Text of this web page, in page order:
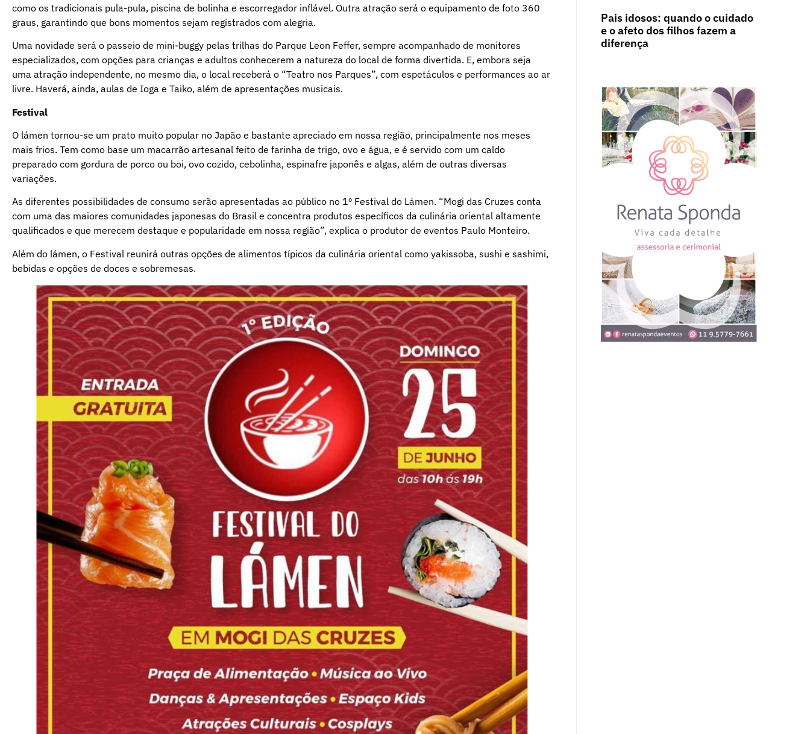
como os tradicionais pula-pula, piscina de bolinha e escorregador inflável. Outra atração será o equipamento de foto 360
graus, garantindo que bons momentos sejam registrados com alegria.
Uma novidade será o passeio de mini-buggy pelas trilhas do Parque Leon Feffer, sempre acompanhado de monitores
especializados, com opções para crianças e adultos conhecerem a natureza do local de forma divertida. E, embora seja
uma atração independente, no mesmo dia, o local receberá o “Teatro nos Parques”, com espetáculos e performances ao ar
livre. Haverá, ainda, aulas de Ioga e Taiko, além de apresentações musicais.
Festival
O lámen tornou-se um prato muito popular no Japão e bastante apreciado em nossa região, principalmente nos meses
mais frios. Tem como base um macarrão artesanal feito de farinha de trigo, ovo e água, e é servido com um caldo
preparado com gordura de porco ou boi, ovo cozido, cebolinha, espinafre japonês e algas, além de outras diversas
variações.
As diferentes possibilidades de consumo serão apresentadas ao público no 1º Festival do Lámen. “Mogi das Cruzes conta
com uma das maiores comunidades japonesas do Brasil e concentra produtos específicos da culinária oriental altamente
qualificados e que merecem destaque e popularidade em nossa região”, explica o produtor de eventos Paulo Monteiro.
Além do lámen, o Festival reunirá outras opções de alimentos típicos da culinária oriental como yakissoba, sushi e sashimi,
bebidas e opções de doces e sobremesas.
Pais idosos: quando o cuidado
e o afeto dos filhos fazem a
diferença